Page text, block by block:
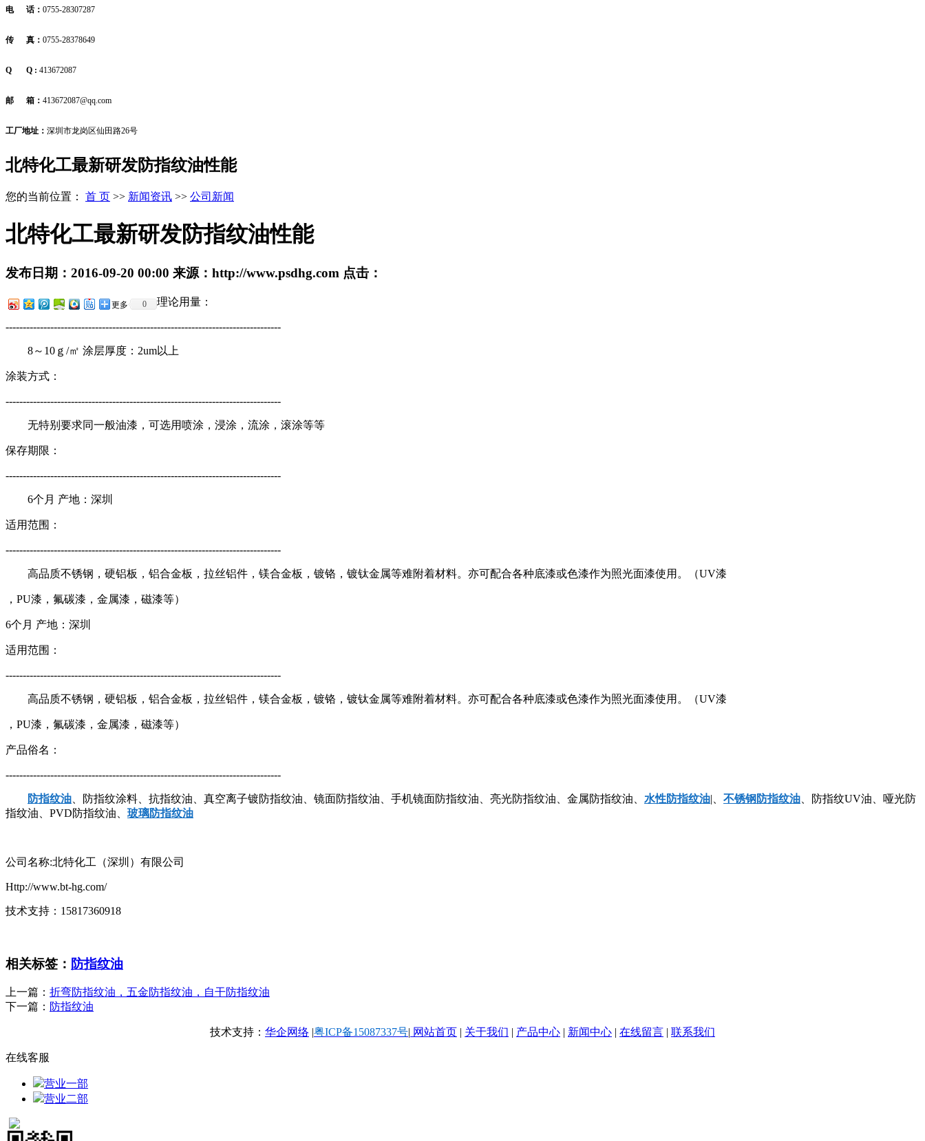
电 话： 0755-28307287
传 真： 0755-28378649
Q Q : 413672087
邮 箱： 413672087@qq.com
工厂地址： 深圳市龙岗区仙田路26号
北特化工最新研发防指纹油性能
您的当前位置： 首 页 >> 新闻资讯 >> 公司新闻
北特化工最新研发防指纹油性能
发布日期： 2016-09-20 00:00 来源： http://www.psdhg.com 点击：
更多 0 理论用量：
--------------------------------------------------------------------------------
8～10ｇ/㎡ 涂层厚度：2um以上
涂装方式：
--------------------------------------------------------------------------------
无特别要求同一般油漆，可选用喷涂，浸涂，流涂，滚涂等等
保存期限：
--------------------------------------------------------------------------------
6个月 产地：深圳
适用范围：
--------------------------------------------------------------------------------
高品质不锈钢，硬铝板，铝合金板，拉丝铝件，镁合金板，镀铬，镀钛金属等难附着材料。亦可配合各种底漆或色漆作为照光面漆使用。（UV漆
，PU漆，氟碳漆，金属漆，磁漆等）
6个月 产地：深圳
适用范围：
--------------------------------------------------------------------------------
高品质不锈钢，硬铝板，铝合金板，拉丝铝件，镁合金板，镀铬，镀钛金属等难附着材料。亦可配合各种底漆或色漆作为照光面漆使用。（UV漆
，PU漆，氟碳漆，金属漆，磁漆等）
产品俗名：
--------------------------------------------------------------------------------
防指纹油 、防指纹涂料、抗指纹油、真空离子镀防指纹油、镜面防指纹油、手机镜面防指纹油、亮光防指纹油、金属防指纹油、 水性防指纹油|、 不锈钢防指纹油 、防指纹UV油、哑光防
指纹油、PVD防指纹油、 玻璃防指纹油
公司名称:北特化工（深圳）有限公司
Http://www.bt-hg.com/
技术支持：15817360918
相关标签： 防指纹油
上一篇： 折弯防指纹油，五金防指纹油，自干防指纹油
下一篇： 防指纹油
技术支持： 华企网络 |粤ICP备15087337号| 网站首页 | 关于我们 | 产品中心 | 新闻中心 | 在线留言 | 联系我们
在线客服
营业一部
营业二部